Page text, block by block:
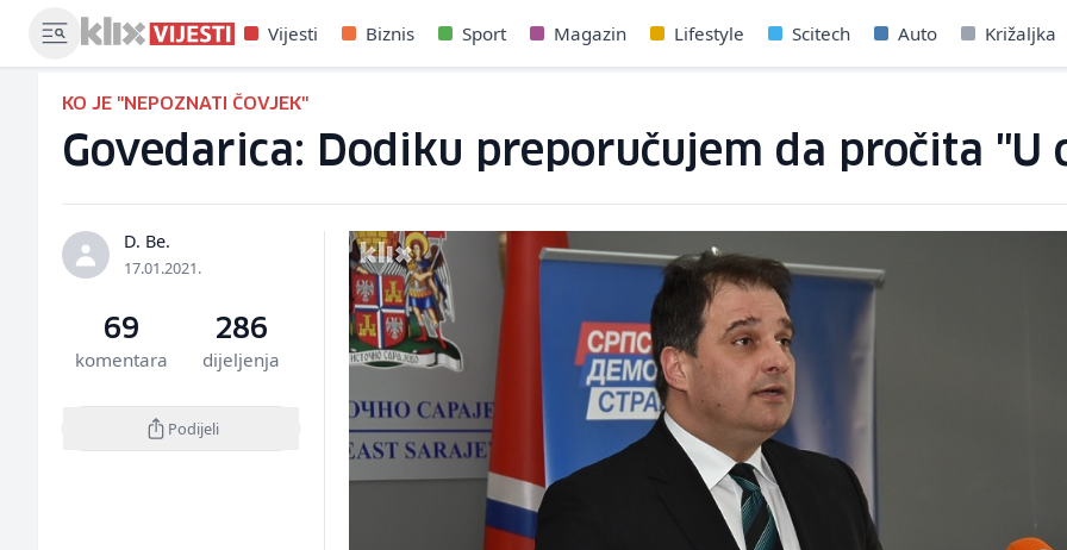
Vijesti Biznis Sport Magazin Lifestyle Scitech Auto Križaljka
KO JE "NEPOZNATI ČOVJEK"
Govedarica: Dodiku preporučujem da pročita "U
D. Be.
17.01.2021.
69
komentara
286
dijeljenja
Podijeli